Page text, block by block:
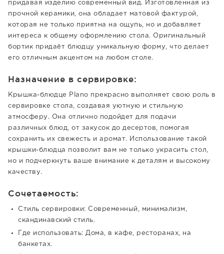
придавая изделию современный вид. Изготовленная из
прочной керамики, она обладает матовой фактурой,
которая не только приятна на ощупь, но и добавляет
интереса к общему оформлению стола. Оригинальный
бортик придаёт блюдцу уникальную форму, что делает
его отличным акцентом на любом столе.
Назначение в сервировке:
Крышка-блюдце Plano прекрасно выполняет свою роль в
сервировке стола, создавая уютную и стильную
атмосферу. Она отлично подойдет для подачи
различных блюд, от закусок до десертов, помогая
сохранить их свежесть и аромат. Использование такой
крышки-блюдца позволит вам не только украсить стол,
но и подчеркнуть ваше внимание к деталям и высокому
качеству.
Сочетаемость:
Стиль сервировки: Современный, минимализм,
скандинавский стиль.
Где использовать: Дома, в кафе, ресторанах, на
банкетах.